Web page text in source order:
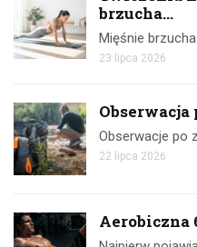
brzucha...
Mięśnie
23 lipca 2026
Obserwacja
Obserwacje po
22 lipca 2026
Aerobiczna